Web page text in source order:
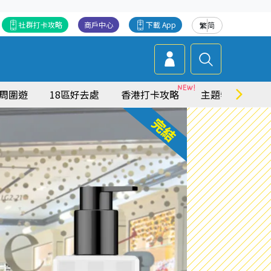
繁简
下載 App
商戶中心
社群打卡攻略
圍遊 18區好去處 香港打卡攻略 主題特集